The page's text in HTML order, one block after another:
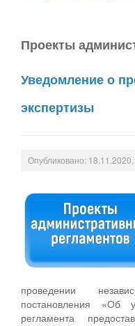
Проекты
Уведомление о
экспертизы
Опубликовано:
проведении
постановления «Об
регламента